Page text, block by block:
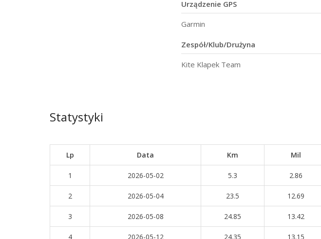
Urządzenie GPS
Garmin
Zespół/Klub/Drużyna
Kite Klapek Team
Statystyki
Lp Data Km Mil
1 2026-05-02 5.3 2.86
2 2026-05-04 23.5 12.69
3 2026-05-08 24.85 13.42
4 2026-05-12 24.35 13.15